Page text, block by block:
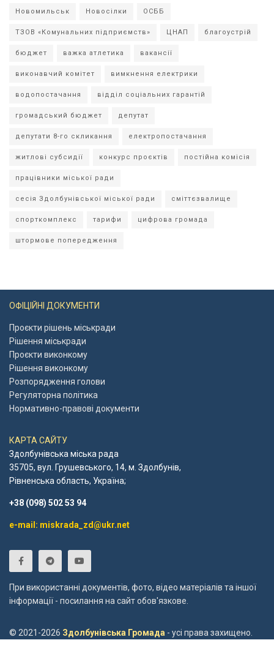
Новомильськ Новосілки ОСББ
ТЗОВ «Комунальних підприємств» ЦНАП благоустрій
бюджет важка атлетика вакансії
виконавчий комітет вимкнення електрики
водопостачання відділ соціальних гарантій
громадський бюджет депутат
депутати 8-го скликання електропостачання
житлові субсидії конкурс проєктів постійна комісія
працівники міської ради
сесія Здолбунівської міської ради сміттєзвалище
спорткомплекс тарифи цифрова громада
штормове попередження
ОФІЦІЙНІ ДОКУМЕНТИ
Проєкти рішень міськради
Рішення міськради
Проєкти виконкому
Рішення виконкому
Розпорядження голови
Регуляторна політика
Нормативно-правові документи
КАРТА САЙТУ
Здолбунівська міська рада
35705, вул. Грушевського, 14, м. Здолбунів,
Рівненська область, Україна;
+38 (098) 502 53 94
e-mail: miskrada_zd@ukr.net
При використанні документів, фото, відео матеріалів та іншої
інформації - посилання на сайт обов'язкове.
© 2021-2026 Здолбунівська Громада - усі права захищено.